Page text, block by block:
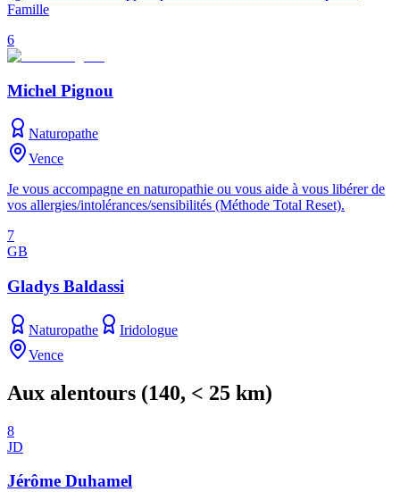
Famille
6
Michel Pignou
Naturopathe
Vence
Je vous accompagne en naturopathie ou vous aide à vous libérer de
vos allergies/intolérances/sensibilités (Méthode Total Reset).
7
GB
Gladys Baldassi
Naturopathe
Iridologue
Vence
Aux alentours (140, < 25 km)
8
JD
Jérôme Duhamel